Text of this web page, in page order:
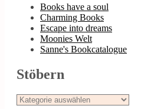
Books have a soul
Charming Books
Escape into dreams
Moonies Welt
Sanne's Bookcatalogue
Stöbern
Stöbern